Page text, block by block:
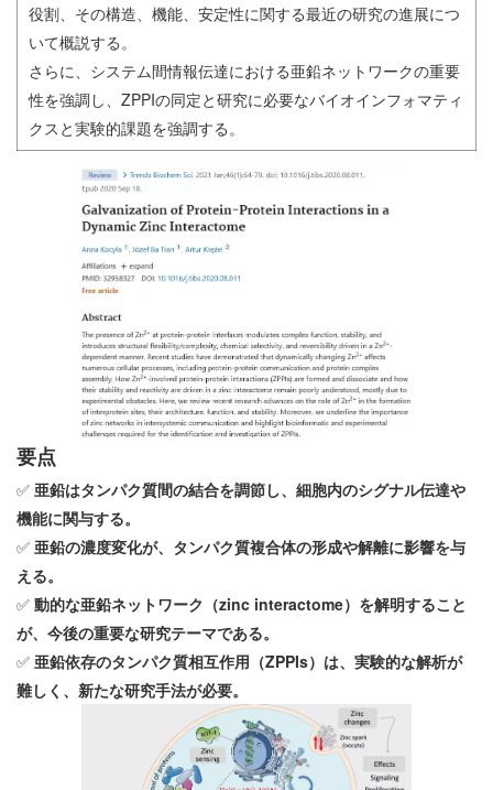
役割、その構造、機能、安定性に関する最近の研究の進展につ
いて概説する。
さらに、システム間情報伝達における亜鉛ネットワークの重要
性を強調し、ZPPIの同定と研究に必要なバイオインフォマティ
クスと実験的課題を強調する。
要点
✅ 亜鉛はタンパク質間の結合を調節し、細胞内のシグナル伝達や
機能に関与する。
✅ 亜鉛の濃度変化が、タンパク質複合体の形成や解離に影響を与
える。
✅ 動的な亜鉛ネットワーク（zinc interactome）を解明すること
が、今後の重要な研究テーマである。
✅ 亜鉛依存のタンパク質相互作用（ZPPIs）は、実験的な解析が
難しく、新たな研究手法が必要。